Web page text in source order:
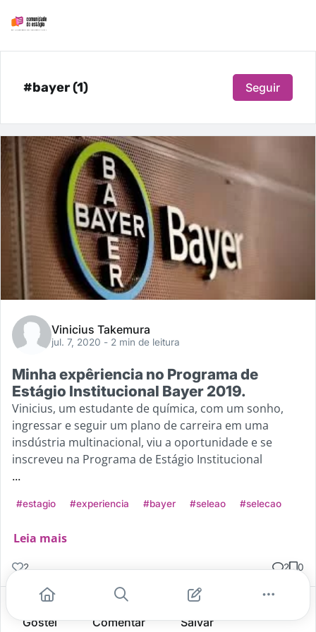
#bayer (1) Seguir
Vinicius Takemura
jul. 7, 2020 - 2 min de leitura
Minha expêriencia no Programa de
Estágio Institucional Bayer 2019.
Vinicius, um estudante de química, com um sonho,
ingressar e seguir um plano de carreira em uma
insdústria multinacional, viu a oportunidade e se
inscreveu na Programa de Estágio Institucional
...
#estagio #experiencia #bayer #seleao #selecao
Leia mais
2 2 0
Gostei Comentar Salvar